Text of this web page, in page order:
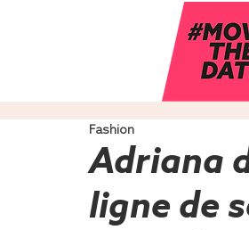
Adriana
ligne de
Fashion